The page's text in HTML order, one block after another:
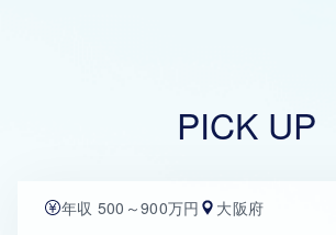
PICK UP
年収 500～900万円 大阪府